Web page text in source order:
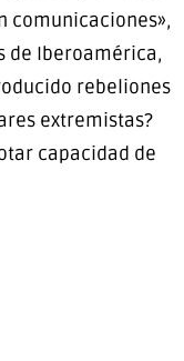
comunicaciones»,
de Iberoamérica,
rebeliones
extremistas?
capacidad de